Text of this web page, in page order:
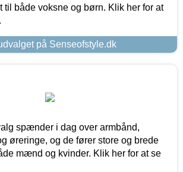
til både voksne og børn. Klik her for at
på Senseofstyle.dk
spænder i dag over armbånd,
øreringe, og de fører store og brede
mænd og kvinder. Klik her for at se